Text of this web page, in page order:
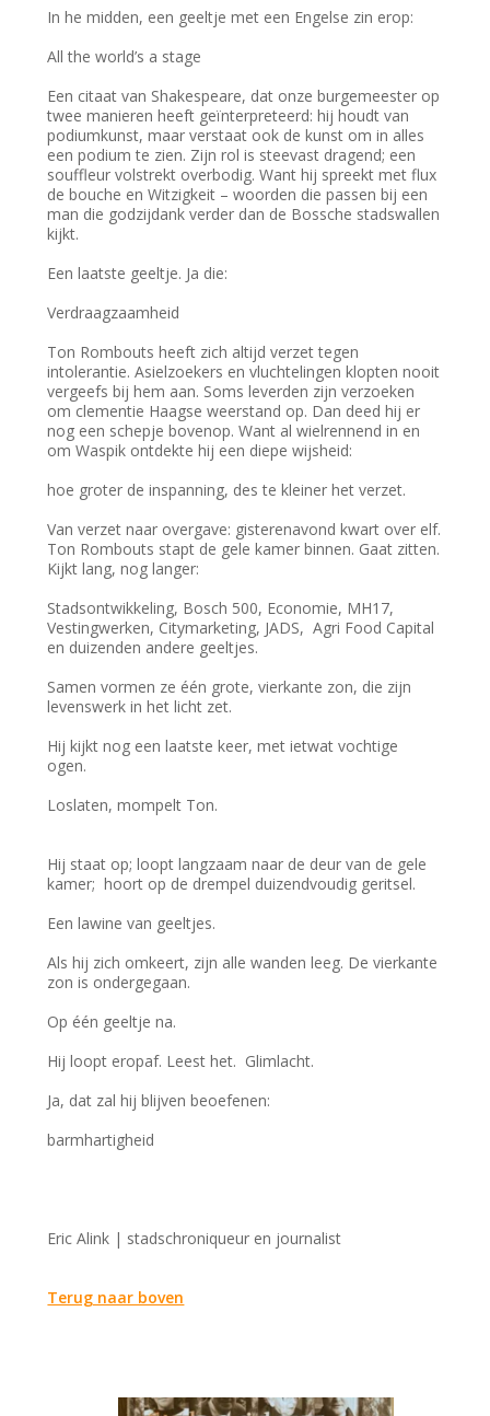
In he midden, een geeltje met een Engelse zin erop:
All the world’s a stage
Een citaat van Shakespeare, dat onze burgemeester op
twee manieren heeft geïnterpreteerd: hij houdt van
podiumkunst, maar verstaat ook de kunst om in alles
een podium te zien. Zijn rol is steevast dragend; een
souffleur volstrekt overbodig. Want hij spreekt met flux
de bouche en Witzigkeit – woorden die passen bij een
man die godzijdank verder dan de Bossche stadswallen
kijkt.
Een laatste geeltje. Ja die:
Verdraagzaamheid
Ton Rombouts heeft zich altijd verzet tegen
intolerantie. Asielzoekers en vluchtelingen klopten nooit
vergeefs bij hem aan. Soms leverden zijn verzoeken
om clementie Haagse weerstand op. Dan deed hij er
nog een schepje bovenop. Want al wielrennend in en
om Waspik ontdekte hij een diepe wijsheid:
hoe groter de inspanning, des te kleiner het verzet.
Van verzet naar overgave: gisterenavond kwart over elf.
Ton Rombouts stapt de gele kamer binnen. Gaat zitten.
Kijkt lang, nog langer:
Stadsontwikkeling, Bosch 500, Economie, MH17,
Vestingwerken, Citymarketing, JADS, Agri Food Capital
en duizenden andere geeltjes.
Samen vormen ze één grote, vierkante zon, die zijn
levenswerk in het licht zet.
Hij kijkt nog een laatste keer, met ietwat vochtige
ogen.
Loslaten, mompelt Ton.
Hij staat op; loopt langzaam naar de deur van de gele
kamer; hoort op de drempel duizendvoudig geritsel.
Een lawine van geeltjes.
Als hij zich omkeert, zijn alle wanden leeg. De vierkante
zon is ondergegaan.
Op één geeltje na.
Hij loopt eropaf. Leest het. Glimlacht.
Ja, dat zal hij blijven beoefenen:
barmhartigheid
Eric Alink | stadschroniqueur en journalist
Terug naar boven